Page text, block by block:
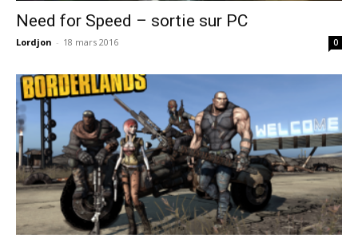
Need for Speed – sortie sur PC
Lordjon - 18 mars 2016 0